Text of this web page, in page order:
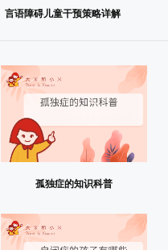
言语障碍儿童干预策略详解
孤独症的知识科普